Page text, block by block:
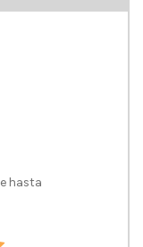
hasta